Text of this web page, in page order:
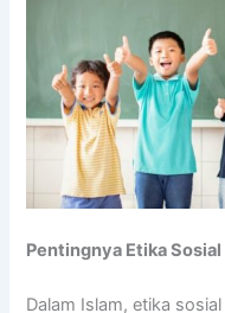
Pentingnya Etika Sosial
Dalam Islam, etika